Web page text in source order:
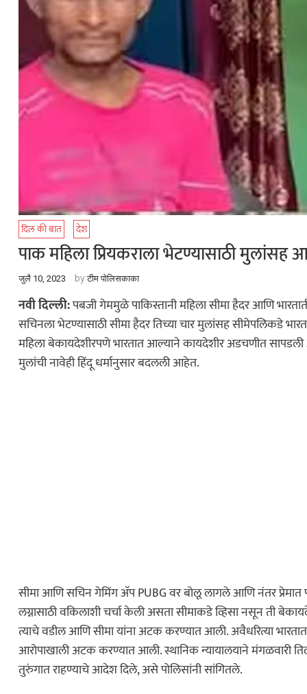
दिल की बात देश
पाक महिला प्रियकराला भेटण्यासाठी
जुलै 10, 2023 byटीम पोलिसकाका
नवी दिल्ली:पबजी गेममुळे पाकिस्तानी महिला सीमा हैदर आणि
सचिनला भेटण्यासाठी सीमा हैदर तिच्या चार मुलांसह सीमेपलिकडे
महिला बेकायदेशीरपणे भारतात आल्याने कायदेशीर अडचणीत सापडली
मुलांची नावेही हिंदू धर्मानुसार बदलली आहेत.
सीमा आणि सचिन गेमिंग अ‍ॅप PUBG वर बोलू लागले आणि नंतर प्रेमात
लग्नासाठी वकिलाशी चर्चा केली असता सीमाकडे व्हिसा नसून ती
त्याचे वडील आणि सीमा यांना अटक करण्यात आली. अवैधरित्या
आरोपाखाली अटक करण्यात आली. स्थानिक न्यायालयाने मंगळवारी
तुरुंगात राहण्याचे आदेश दिले, असे पोलिसांनी सांगितले.